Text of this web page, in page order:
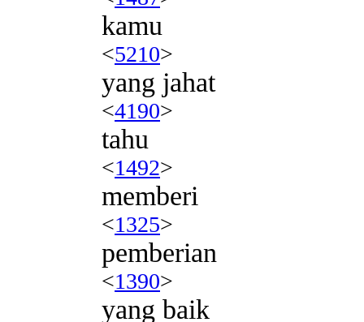
kamu
<5210>
yang jahat
<4190>
tahu
<1492>
memberi
<1325>
pemberian
<1390>
yang baik